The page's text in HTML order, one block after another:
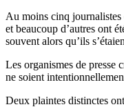
Au moins cinq journalistes
et beaucoup d’autres ont
souvent alors qu’ils
Les organismes de presse
ne soient
Deux plaintes distinctes